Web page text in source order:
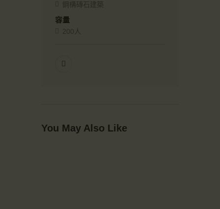
鋼構磚石建築
容量
200人
You May Also Like